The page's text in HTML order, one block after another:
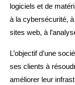
logiciels et de
à la cybersécurité,
sites web, à
L’objectif d’une
ses clients à
améliorer leur